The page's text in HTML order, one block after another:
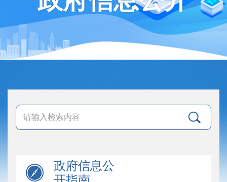
政府信息公